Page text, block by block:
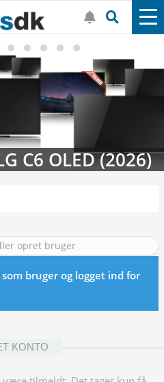
C6 OLED (2026)
opret bruger
bruger og logget ind for
KONTO